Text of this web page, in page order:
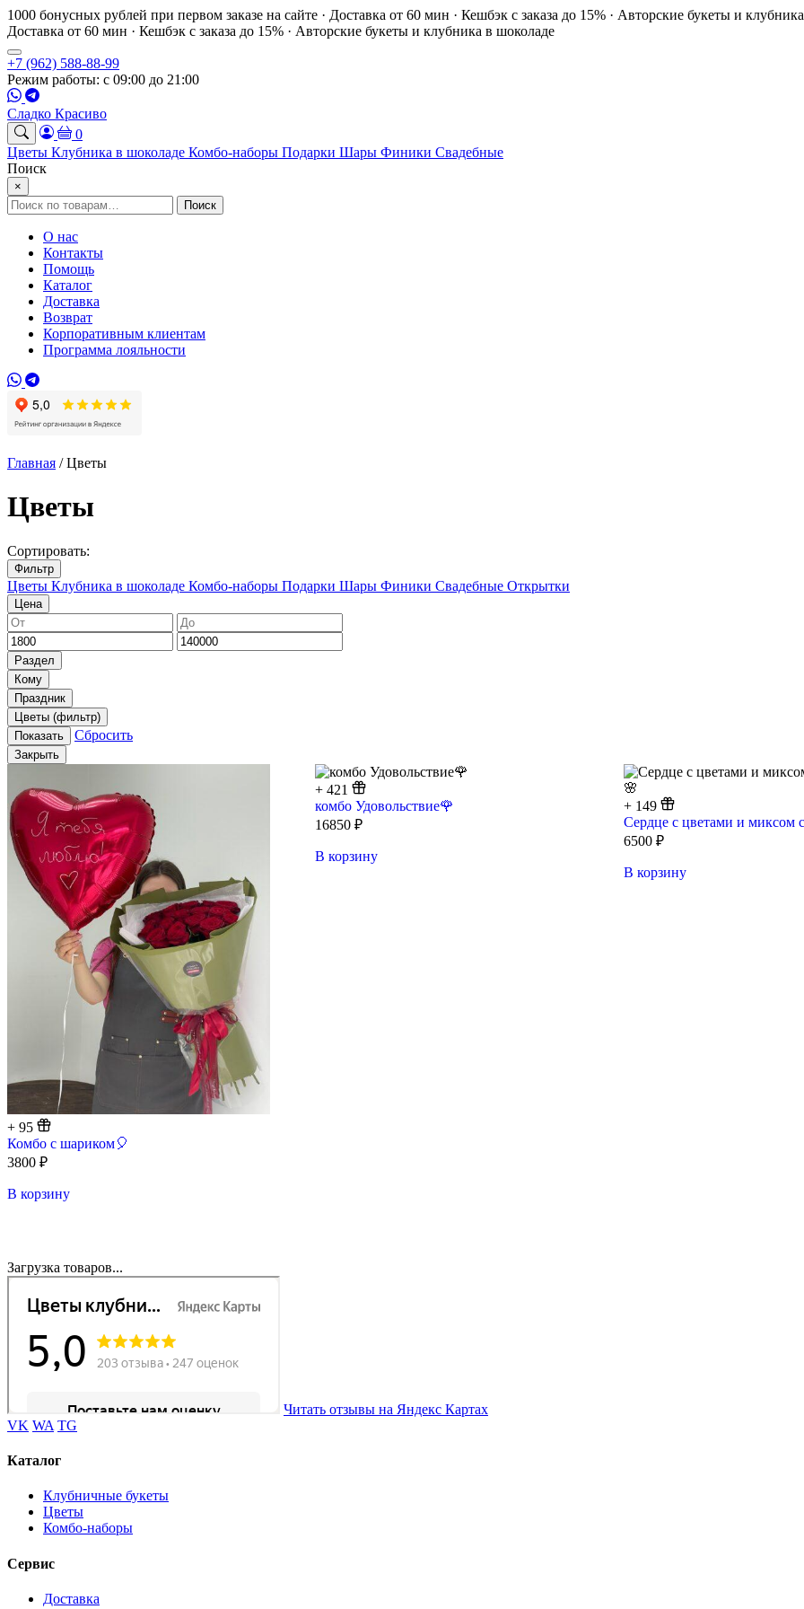
1000 бонусных рублей при первом заказе на сайте · Доставка от 60 мин · Кешбэк с заказа до 15% · Авторские букеты и
Доставка от 60 мин · Кешбэк с заказа до 15% · Авторские букеты и клубника в шоколаде
+7 (962) 588-88-99
Режим работы: с 09:00 до 21:00
Сладко Красиво
0
Цветы Клубника в шоколаде Комбо-наборы Подарки Шары Финики Свадебные
Поиск
×
Искать: Поиск
О нас
Контакты
Помощь
Каталог
Доставка
Возврат
Корпоративным клиентам
Программа лояльности
Главная / Цветы
Цветы
Сортировать:
Фильтр
Цветы Клубника в шоколаде Комбо-наборы Подарки Шары Финики Свадебные Открытки
Цена
Минимальная
цена
Максимальная
цена
Раздел
Кому
Праздник
Цветы (фильтр)
Показать
Сбросить
Закрыть
+ 95
Комбо с шариком🎈
3800 ₽
В корзину
+ 421
комбо Удовольствие🌹
16850₽
В корзину
+ 149
Сердце с цветами и миксом
6500 ₽
В корзину
Загрузка товаров...
Читать отзывы на Яндекс Картах
VK WA TG
Каталог
Клубничные букеты
Цветы
Комбо-наборы
Сервис
Доставка